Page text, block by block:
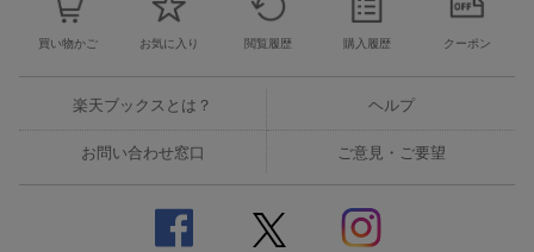
買い物かご お気に入り 閲覧履歴 購入履歴 クーポン
楽天ブックスとは？ ヘルプ
お問い合わせ窓口 ご意見・ご要望